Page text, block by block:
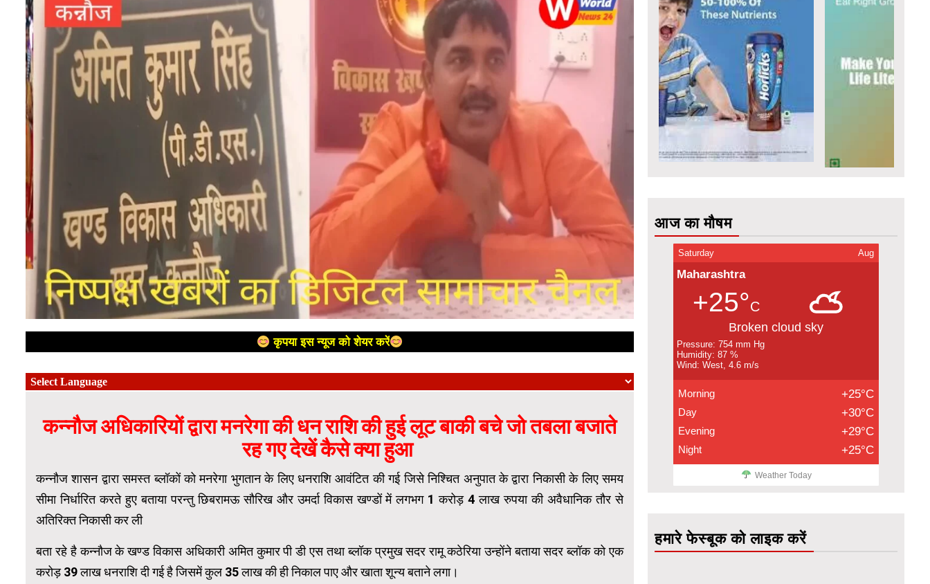
कृपया इस न्यूज को शेयर करें
कन्नौज अधिकारियों द्वारा मनरेगा की धन राशि की हुई लूट बाकी बचे जो तबला बजाते
रह गए देखें कैसे क्या हुआ
कन्नौज शासन द्वारा समस्त ब्लॉकों को मनरेगा भुगतान के लिए धनराशि आवंटित की गई जिसे निश्चित अनुपात के द्वारा निकासी के लिए समय
सीमा निर्धारित करते हुए बताया परन्तु छिबरामऊ सौरिख और उमर्दा विकास खण्डों में लगभग 1 करोड़ 4 लाख रुपया की अवैधानिक तौर से
अतिरिक्त निकासी कर ली
बता रहे है कन्नौज के खण्ड विकास अधिकारी अमित कुमार पी डी एस तथा ब्लॉक प्रमुख सदर रामू कठेरिया उन्होंने बताया सदर ब्लॉक को एक
करोड़ 39 लाख धनराशि दी गई है जिसमें कुल 35 लाख की ही निकाल पाए और खाता शून्य बताने लगा।
आज का मौषम
Saturday Aug
Maharashtra
+25°C
Broken cloud sky
Pressure: 754 mm Hg
Humidity: 87 %
Wind: West, 4.6 m/s
Morning +25°C
Day +30°C
Evening +29°C
Night +25°C
Weather Today
हमारे फेस्बूक को लाइक करें